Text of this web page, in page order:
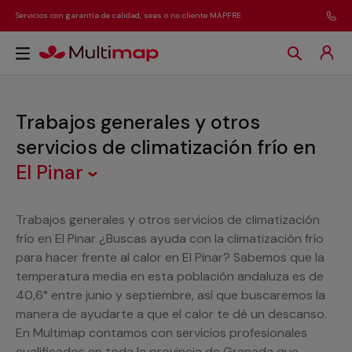
Servicios con garantía de calidad, seas o no cliente MAPFRE
Trabajos generales y otros
servicios de climatización frío en
El Pinar
Trabajos generales y otros servicios de climatización
frío en El Pinar ¿Buscas ayuda con la climatización frío
para hacer frente al calor en El Pinar? Sabemos que la
temperatura media en esta población andaluza es de
40,6° entre junio y septiembre, así que buscaremos la
manera de ayudarte a que el calor te dé un descanso.
En Multimap contamos con servicios profesionales